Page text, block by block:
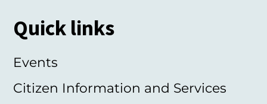
Quick links
Events
Citizen Information and Services